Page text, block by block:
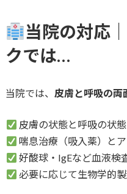
当院の対応
クでは…
当院では、皮膚と呼吸の両
皮膚の状態と呼吸の状
喘息治療（吸入薬）と
好酸球・IgEなど血液検
必要に応じて生物学的